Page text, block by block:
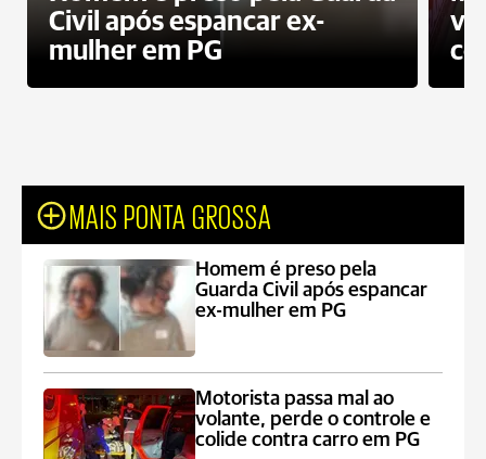
Civil após espancar ex-
mulher em PG
MAIS PONTA GROSSA
Homem é preso pela
Guarda Civil após espancar
ex-mulher em PG
Motorista passa mal ao
volante, perde o controle e
colide contra carro em PG